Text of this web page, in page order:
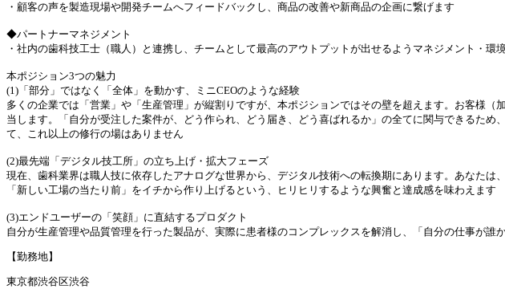
・顧客の声を製造現場や開発チームへフィードバックし、商品の改善や新商品の企画に繋げます
◆パートナーマネジメント
・社内の歯科技工士（職人）と連携し、チームとして最高のアウトプットが出せるようマネジメント・環
本ポジション3つの魅力
(1)「部分」ではなく「全体」を動かす、ミニCEOのような経験
多くの企業では「営業」や「生産管理」が縦割りですが、本ポジションではその壁を超えます。お客様
当します。「自分が受注した案件が、どう作られ、どう届き、どう喜ばれるか」の全てに関与できるた
て、これ以上の修行の場はありません
(2)最先端「デジタル技工所」の立ち上げ・拡大フェーズ
現在、歯科業界は職人技に依存したアナログな世界から、デジタル技術への転換期にあります。あなた
「新しい工場の当たり前」をイチから作り上げるという、ヒリヒリするような興奮と達成感を味わえます
(3)エンドユーザーの「笑顔」に直結するプロダクト
自分が生産管理や品質管理を行った製品が、実際に患者様のコンプレックスを解消し、「自分の仕事が
【勤務地】
東京都渋谷区渋谷